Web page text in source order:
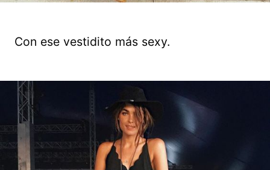
Con ese vestidito más sexy.